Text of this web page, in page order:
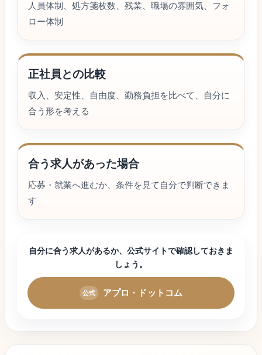
人員体制、処方箋枚数、残業、職場の雰囲気、フォ
ロー体制
正社員との比較
収入、安定性、自由度、勤務負担を比べて、自分に
合う形を考える
合う求人があった場合
応募・就業へ進むか、条件を見て自分で判断できま
す
自分に合う求人があるか、公式サイトで確認しておきま
しょう。
アプロ・ドットコム